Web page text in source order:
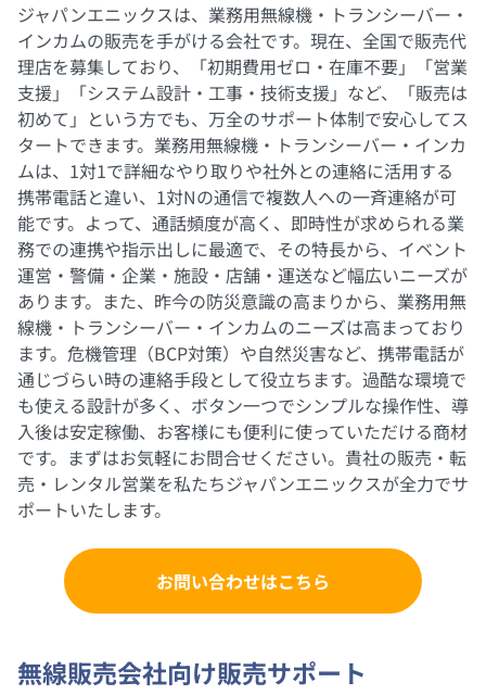
ジャパンエニックスは、業務用無線機・トランシーバー・
インカムの販売を手がける会社です。現在、全国で販売代
理店を募集しており、「初期費用ゼロ・在庫不要」「営業
支援」「システム設計・工事・技術支援」など、「販売は
初めて」という方でも、万全のサポート体制で安心してス
タートできます。業務用無線機・トランシーバー・インカ
ムは、1対1で詳細なやり取りや社外との連絡に活用する
携帯電話と違い、1対Nの通信で複数人への一斉連絡が可
能です。よって、通話頻度が高く、即時性が求められる業
務での連携や指示出しに最適で、その特長から、イベント
運営・警備・企業・施設・店舗・運送など幅広いニーズが
あります。また、昨今の防災意識の高まりから、業務用無
線機・トランシーバー・インカムのニーズは高まっており
ます。危機管理（BCP対策）や自然災害など、携帯電話が
通じづらい時の連絡手段として役立ちます。過酷な環境で
も使える設計が多く、ボタン一つでシンプルな操作性、導
入後は安定稼働、お客様にも便利に使っていただける商材
です。まずはお気軽にお問合せください。貴社の販売・転
売・レンタル営業を私たちジャパンエニックスが全力でサ
ポートいたします。
お問い合わせはこちら
無線販売会社向け販売サポート